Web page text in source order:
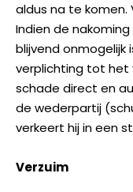
aldus na te komen.
Indien de
blijvend
verplichting tot het
schade direct en
de wederpartij
verkeert hij in een
Verzuim